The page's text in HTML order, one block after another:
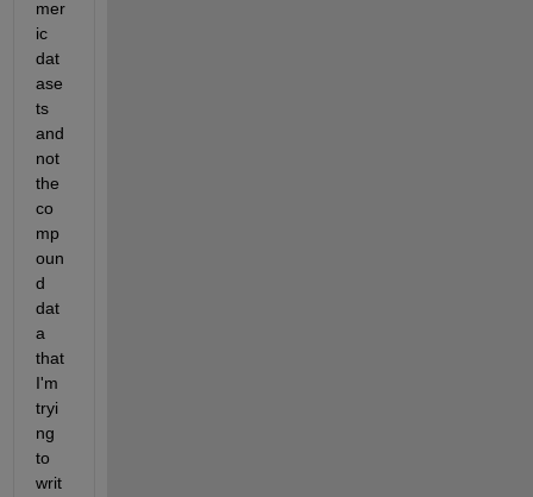
mer
ic
dat
ase
ts
and
not
the
co
mp
oun
d
dat
a
that
I'm
tryi
ng
to
writ